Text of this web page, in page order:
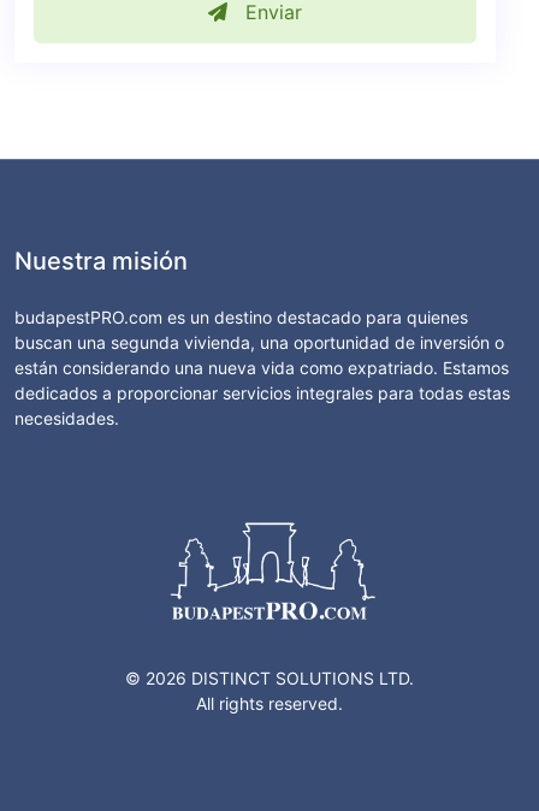
Enviar
Nuestra misión
budapestPRO.com es un destino destacado para quienes
buscan una segunda vivienda, una oportunidad de inversión o
están considerando una nueva vida como expatriado. Estamos
dedicados a proporcionar servicios integrales para todas estas
necesidades.
© 2026 DISTINCT SOLUTIONS LTD.
All rights reserved.